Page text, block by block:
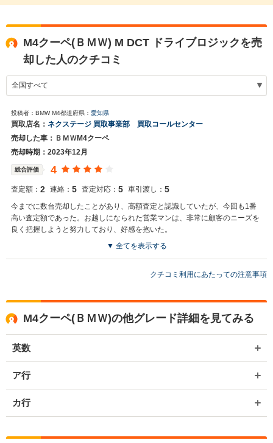
M4クーペ(ＢＭＷ) M DCT ドライブロジックを売
却した人のクチコミ
投稿者：BMW M4都道府県： 愛知県
買取店名： ネクステージ 買取事業部 買取コールセンター
売却した車：ＢＭＷM4クーペ
売却時期：2023年12月
総合評価 4
査定額： 2 連絡： 5 査定対応： 5 車引渡し： 5
今までに数台売却したことがあり、高額査定と認識していたが、今回も1番
高い査定額であった。お越しになられた営業マンは、非常に顧客のニーズを
良く把握しようと努力しており、好感を抱いた。
買取店からの返信
お世話になっております。 株式会社ネクステージでございます。 この
ております。
▼ 全てを表示する
クチコミ利用にあたっての注意事項
M4クーペ(ＢＭＷ)の他グレード詳細を見てみる
英数
ア行
カ行